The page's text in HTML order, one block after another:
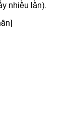
nhiều lần).